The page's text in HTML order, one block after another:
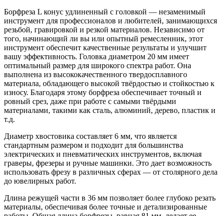
Борфреза L конус удлиненный с головкой — незаменимый
инструмент для профессионалов и любителей, занимающихся
резьбой, гравировкой и резкой материалов. Независимо от
того, начинающий ли вы или опытный ремесленник, этот
инструмент обеспечит качественные результаты и улучшит
вашу эффективность. Головка диаметром 20 мм имеет
оптимальный размер для широкого спектра работ. Она
выполнена из высококачественного твердосплавного
материала, обладающего высокой твёрдостью и стойкостью к
износу. Благодаря этому борфреза обеспечивает точный и
ровный срез, даже при работе с самыми твёрдыми
материалами, такими как сталь, алюминий, дерево, пластик и
т.д.
Диаметр хвостовика составляет 6 мм, что является
стандартным размером и подходит для большинства
электрических и пневматических инструментов, включая
граверы, фрезеры и ручные машинки. Это дает возможность
использовать фрезу в различных сферах — от столярного дела
до ювелирных работ.
Длина режущей части в 36 мм позволяет более глубоко резать
материалы, обеспечивая более точные и детализированные